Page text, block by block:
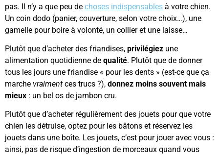
pas. Il n’y a que peu de choses indispensables à votre chien.
Un coin dodo (panier, couverture, selon votre choix…), une
gamelle pour boire à volonté, un collier et une laisse…
Plutôt que d’acheter des friandises, privilégiez une
alimentation quotidienne de qualité. Plutôt que de donner
tous les jours une friandise « pour les dents » (est-ce que ça
marche vraiment ces trucs ?), donnez moins souvent mais
mieux : un bel os de jambon cru.
Plutôt que d’acheter régulièrement des jouets pour que votre
chien les détruise, optez pour les bâtons et réservez les
jouets dans une boîte. Les jouets, c’est pour jouer avec vous :
ainsi, pas de risque d’ingestion de morceaux quand vous